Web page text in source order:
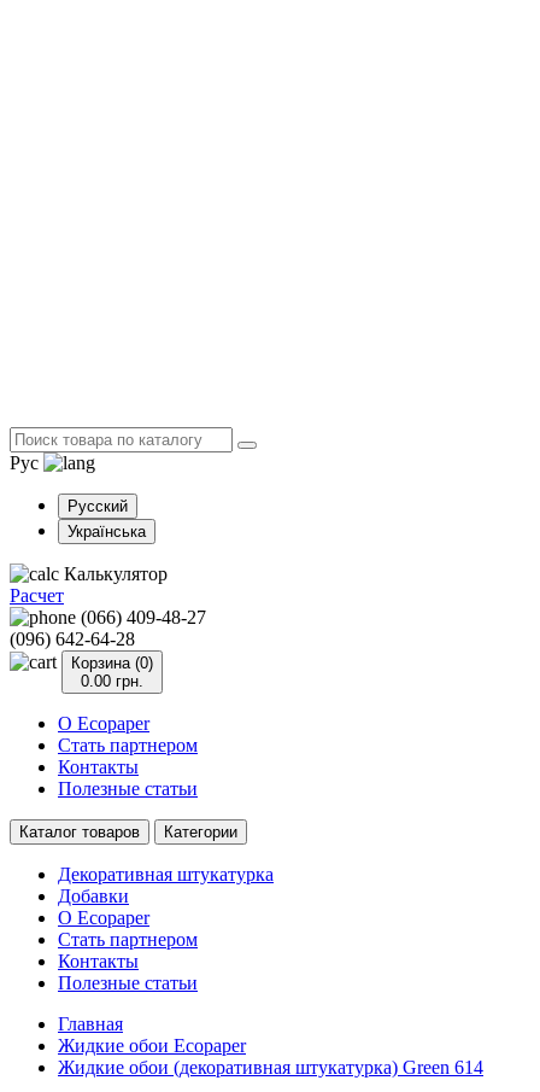
Рус
Русский
Українська
Калькулятор
Расчет
(066) 409-48-27
(096) 642-64-28
Корзина (0)
0.00 грн.
О Ecopaper
Стать партнером
Контакты
Полезные статьи
Каталог товаров Категории
Декоративная штукатурка
Добавки
О Ecopaper
Стать партнером
Контакты
Полезные статьи
Главная
Жидкие обои Ecopaper
Жидкие обои (декоративная штукатурка) Green 614